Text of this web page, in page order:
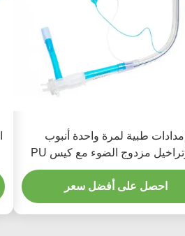
إمدادات طبية لمرة واحدة أنبوب
إندوتراخيل مزدوج الضوء مع كيس PU
رقيق
احصل على أفضل سعر